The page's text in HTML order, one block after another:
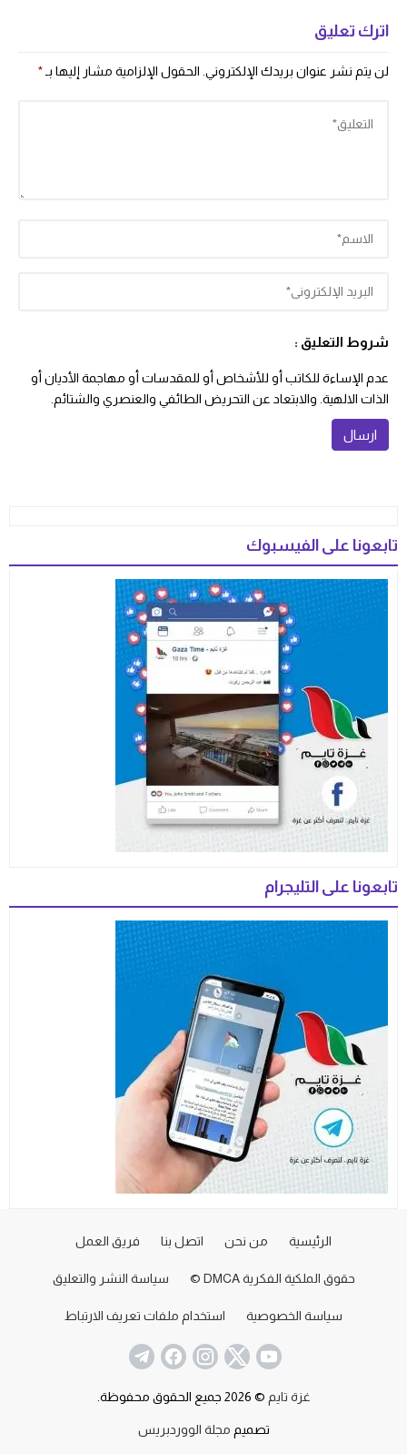
اترك تعليق
لن يتم نشر عنوان بريدك الإلكتروني. الحقول الإلزامية مشار إليها بـ *
شروط التعليق :
عدم الإساءة للكاتب أو للأشخاص أو للمقدسات أو مهاجمة الأديان أو
الذات الالهية. والابتعاد عن التحريض الطائفي والعنصري والشتائم.
تابعونا على الفيسبوك
تابعونا على التليجرام
الرئيسية من نحن اتصل بنا فريق العمل
حقوق الملكية الفكرية DMCA © سياسة النشر والتعليق
سياسة الخصوصية استخدام ملفات تعريف الارتباط
غزة تايم © 2026 جميع الحقوق محفوظة.
تصميم مجلة الووردبريس